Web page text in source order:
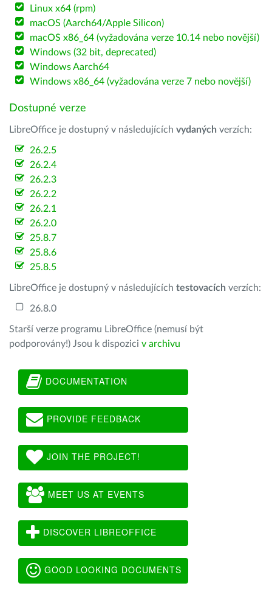
Linux x64 (rpm)
macOS (Aarch64/Apple Silicon)
macOS x86_64 (vyžadována verze 10.14 nebo novější)
Windows (32 bit, deprecated)
Windows Aarch64
Windows x86_64 (vyžadována verze 7 nebo novější)
Dostupné verze
LibreOffice je dostupný v následujících vydaných verzích:
26.2.5
26.2.4
26.2.3
26.2.2
26.2.1
26.2.0
25.8.7
25.8.6
25.8.5
LibreOffice je dostupný v následujících testovacích verzích:
26.8.0
Starší verze programu LibreOffice (nemusí být
podporovány!) Jsou k dispozici v archivu
DOCUMENTATION
PROVIDE FEEDBACK
JOIN THE PROJECT!
MEET US AT EVENTS
DISCOVER LIBREOFFICE
GOOD LOOKING DOCUMENTS